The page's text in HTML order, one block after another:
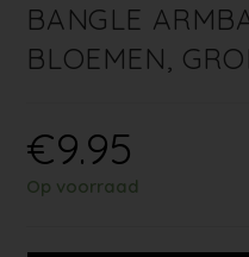
BANGLE
BLOEMEN,
€9.95
Op voorraad